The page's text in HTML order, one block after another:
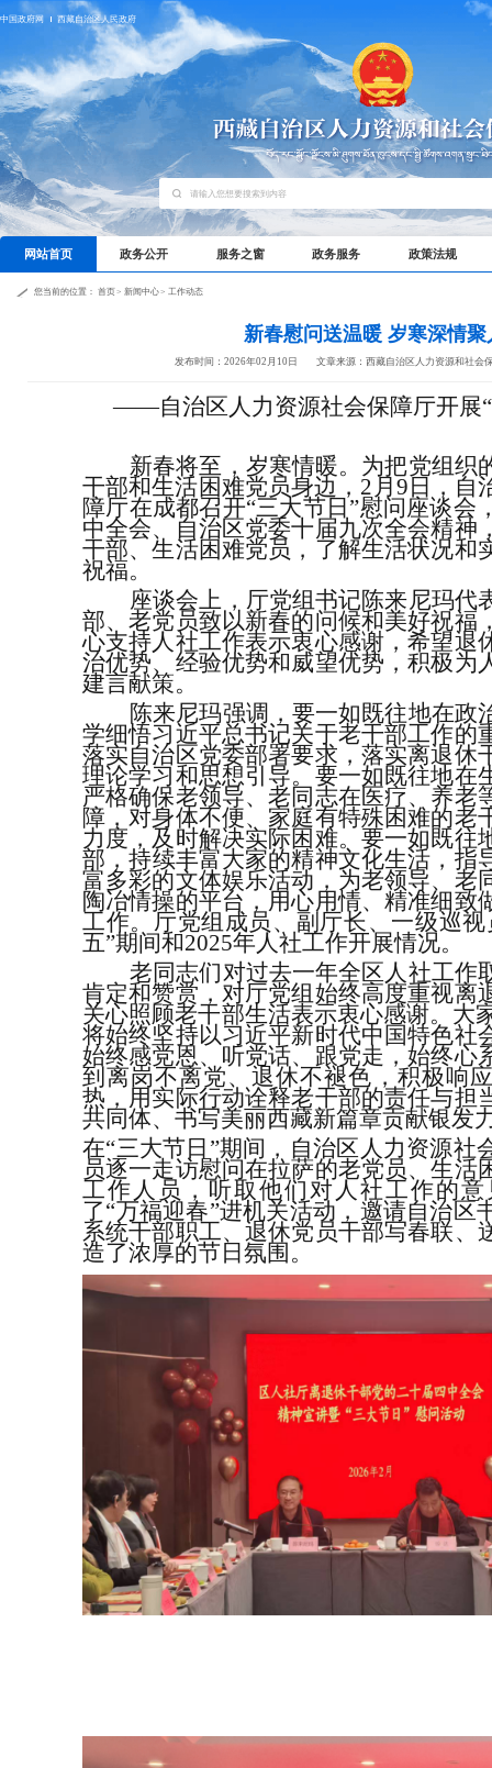
中国政府网 西藏自治区人民政府
网站首页 政务公开 服务之窗 政务服务 政策法规
您当前的位置： 首页> 新闻中心> 工作动态
新春慰问送温暖 岁寒深情聚
发布时间：2026年02月10日 文章来源：西藏自治区人力资源和社会
——自治区人力资源社会保障厅开展
新春将至，岁寒情暖。为把党组织
干部和生活困难党员身边 ， 2 月 9 日， 自
障厅在成都召开“三大节日 ”慰问座谈会
中全会、自治区党委十届九次全会精神
干部、生活困难党员，了解生活状况和
祝福。
座谈会上，厅党组书记陈来尼玛代
部、老党员致以新春的问候和美好祝福
心支持人社工作表示衷心感谢 ，希望退
治优势、经验优势和威望优势，积极为
建言献策。
陈来尼玛强调 ，要一如既往地在政
学细悟习近平总书记关于老干部工作的
落实自治区党委部署要求，落实离退休
理论学习和思想引导。要一如既往地在
严格确保老领导、老同志在医疗、养老
障，对身体不便、家庭有特殊困难的老
力度，及时解决实际困难。要一如既往
部 ，持续丰富大家的精神文化生活，指
富多彩的文体娱乐活动，为老领导、老
陶冶情操的平台，用心用情、精准细致
工作。 厅党组成员、副厅长、一级巡
五”期间和2025年人社工作开展情况。
老同志们对过去一年全区人社工作
肯定和赞赏，对厅党组始终高度重视离
关心照顾老干部生活表示衷心感谢。大
将始终坚持以习近平新时代中国特色社
始终感党恩、听党话、跟党走，始终心
到离岗不离党、退休不褪色，积极响
热，用实际行动诠释老干部的责任与担
共同体、书写美丽西藏新篇章贡献银发
在“三大节日 ”期间， 自治区人力资源社
员逐一走访慰问在拉萨的老党员、生活
工作人员 ，听取他们对人社工作的
了“万福迎春”进机关活动，邀请自治区
系统干部职工、退休党员干部写春联、
造了浓厚的节日氛围 。